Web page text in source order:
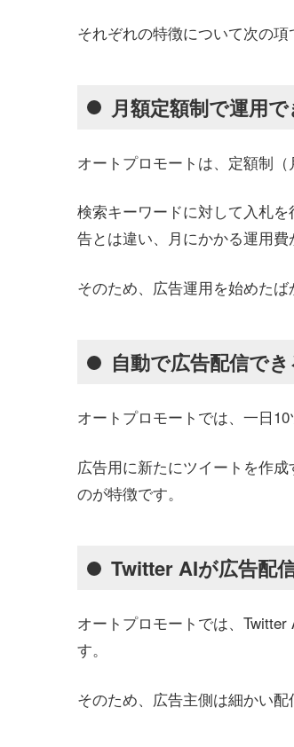
それぞれの特徴について次の項
月額定額制で運用で
オートプロモートは、定額制（
検索キーワードに対して入札を
告とは違い、月にかかる運用
そのため、広告運用を始めたば
自動で広告配信で
オートプロモートでは、一日
広告用に新たにツイートを作
のが特徴です。
Twitter AIが広告配
オートプロモートでは、
す。
そのため、広告主側は細かい